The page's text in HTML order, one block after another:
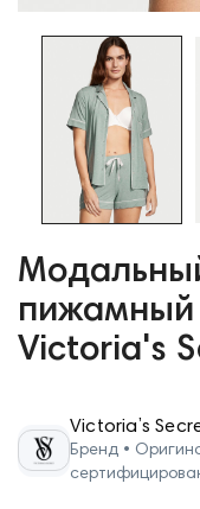
пижамный
Victoria's
Victoria’s
Бренд •